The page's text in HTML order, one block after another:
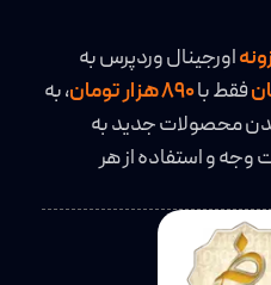
اورجینال وردپرس به
فقط با
، به
شدن محصولات جدید به
وجه و استفاده از هر